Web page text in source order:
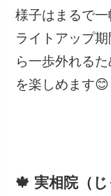
様子はまるで
ライトアップ
ら一歩外れる
を楽しめます😊
🍁 実相院（じ